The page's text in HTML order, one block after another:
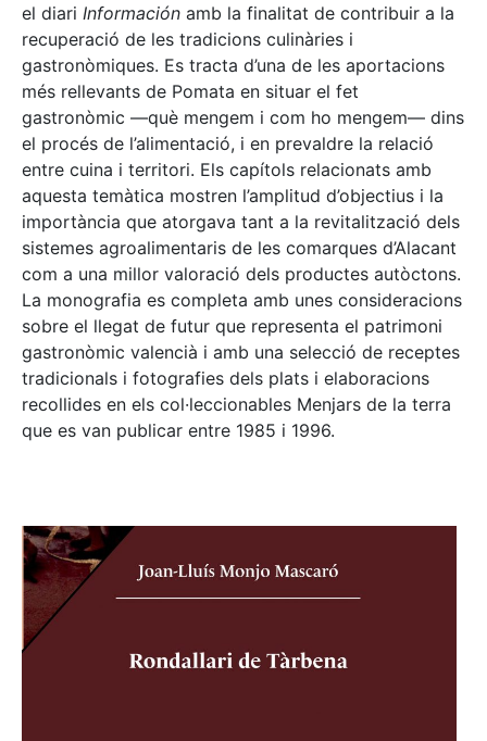
el diari Información amb la finalitat de contribuir a la
recuperació de les tradicions culinàries i
gastronòmiques. Es tracta d’una de les aportacions
més rellevants de Pomata en situar el fet
gastronòmic —què mengem i com ho mengem— dins
el procés de l’alimentació, i en prevaldre la relació
entre cuina i territori. Els capítols relacionats amb
aquesta temàtica mostren l’amplitud d’objectius i la
importància que atorgava tant a la revitalització dels
sistemes agroalimentaris de les comarques d’Alacant
com a una millor valoració dels productes autòctons.
La monografia es completa amb unes consideracions
sobre el llegat de futur que representa el patrimoni
gastronòmic valencià i amb una selecció de receptes
tradicionals i fotografies dels plats i elaboracions
recollides en els col·leccionables Menjars de la terra
que es van publicar entre 1985 i 1996.